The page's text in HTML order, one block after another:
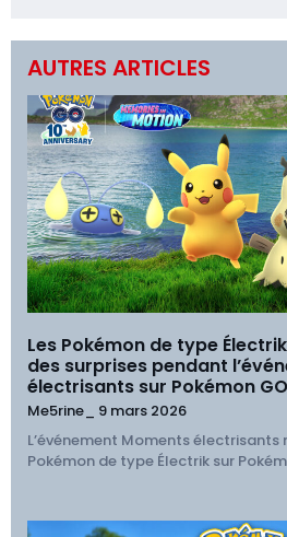
AUTRES ARTICLES
Les Pokémon de type
des surprises pendant
électrisants sur Pokémon
Me5rine_ 9 mars 2026
L’événement Moments électrisants
Pokémon de type Électrik sur